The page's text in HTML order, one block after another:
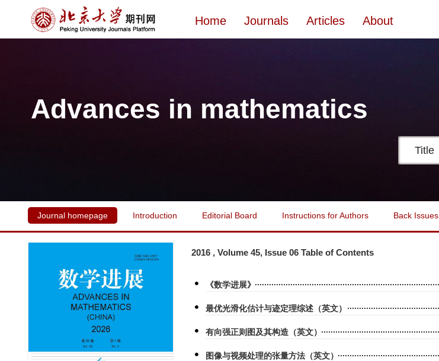
Home Journals Articles About
Advances in mathematics
Journal homepage Introduction Editorial Board Instructions for Authors Back Issues
2016 , Volume 45, Issue 06 Table of Contents
《数学进展》
最优光滑化估计与迹定理综述（英文）
有向强正则图及其构造（英文）
图像与视频处理的张量方法（英文）